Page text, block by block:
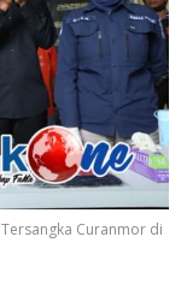
Curanmor di